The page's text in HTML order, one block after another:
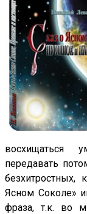
восхищаться
передавать
безхитростных,
Ясном Соколе»
фраза, т.к. во